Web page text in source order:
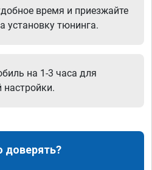
время и приезжайте
установку тюнинга.
на 1-3 часа для
настройки.